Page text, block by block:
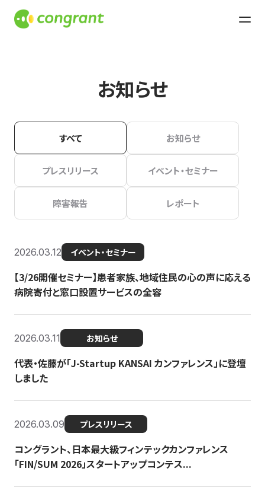
お知らせ
すべて お知らせ
プレスリリース イベント・セミナー
障害報告 レポート
2026.03.12 イベント・セミナー
【3/26開催セミナー】患者家族、地域住民の心の声に応える
病院寄付と窓口設置サービスの全容
2026.03.11 お知らせ
代表・佐藤が「J-Startup KANSAI カンファレンス」に登壇
しました
2026.03.09 プレスリリース
コングラント、日本最大級フィンテックカンファレンス
「FIN/SUM 2026」スタートアップコンテス...